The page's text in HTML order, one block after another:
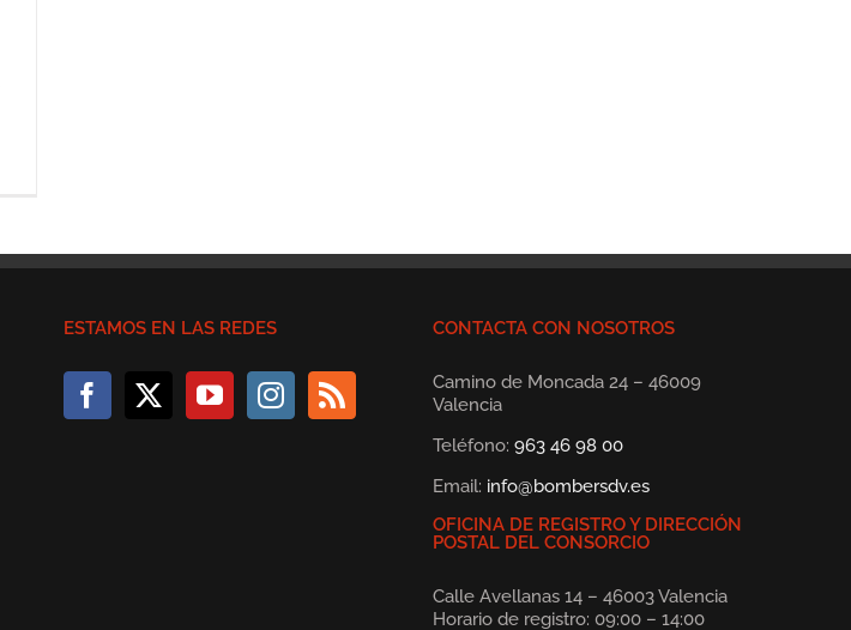
ESTAMOS EN LAS REDES CONTACTA CON NOSOTROS
Camino de Moncada 24 – 46009
Valencia
Teléfono: 963 46 98 00
Email: info@bombersdv.es
OFICINA DE REGISTRO Y DIRECCIÓN
POSTAL DEL CONSORCIO
Calle Avellanas 14 – 46003 Valencia
Horario de registro: 09:00 – 14:00